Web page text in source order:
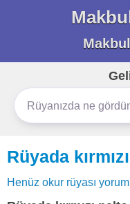
Rüyada
Henüz okur rüyası